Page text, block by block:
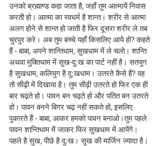
उनको ब्रह्माण्ड कहा जाता है, जहाँ तुम आत्मायें निवास
करती हो। आत्मा का स्वधर्म है शान्त। शरीर से आत्मा
अलग होने से शान्त हो जाती है फिर दूसरा शरीर ले तब
चुरपुर करे। अब तुम बच्चे यहाँ किसलिए आये हो? कहते
हैं - बाबा, अपने शान्तिधाम, सुखधाम में ले चलो। शान्ति
अथवा मुक्तिधाम में सुख-दु:ख का पार्ट नहीं है। सतयुग
है सुखधाम, कलियुग है दु:खधाम। उतरते कैसे हैं? वह
तो सीढ़ी में दिखाया है। तुम सीढ़ी उतरते हो फिर एक ही
बार चढ़ते हो। पावन बन चढ़ते हो और पतित बन उतरते
हो। पावन बनने बिगर चढ़ नहीं सकते हो, इसलिए
पुकारते हैं - बाबा, आकर हमको पावन बनाओ।तुम पहले
पावन शान्तिधाम में जाकर फिर सुखधाम में आयेंगे।
पहले है सुख, पीछे है दु:ख। सुख की मार्जिन ज्यादा है।